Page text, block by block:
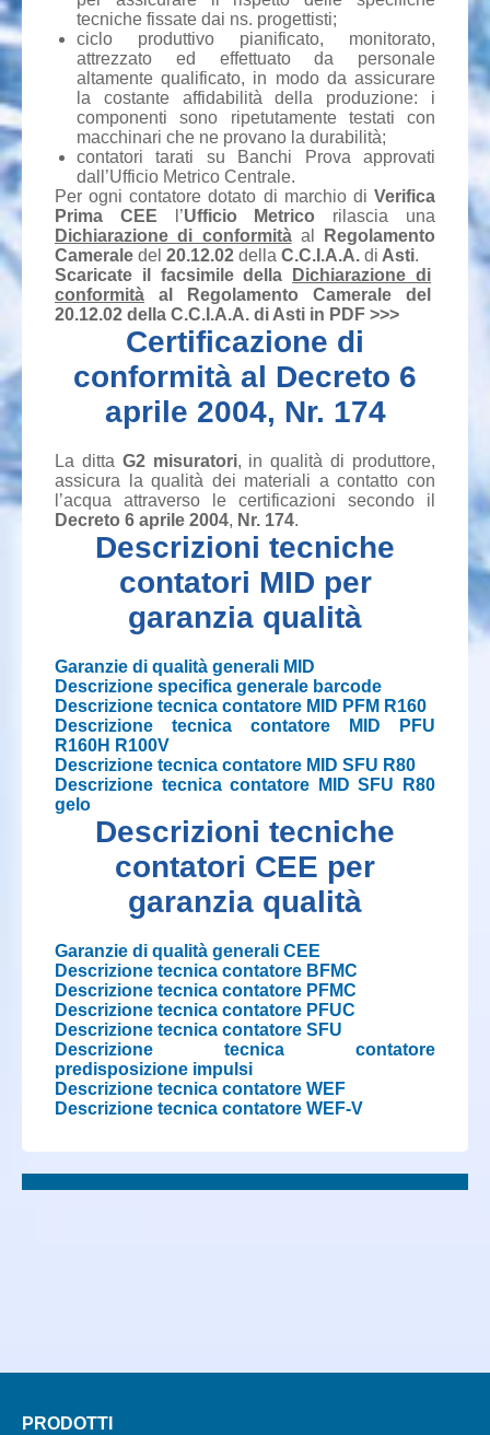
tecniche fissate dai ns. progettisti;
ciclo produttivo pianificato, monitorato,
attrezzato ed effettuato da personale
altamente qualificato, in modo da assicurare
la costante affidabilità della produzione: i
componenti sono ripetutamente testati con
macchinari che ne provano la durabilità;
contatori tarati su Banchi Prova approvati
dall’Ufficio Metrico Centrale.
Per ogni contatore dotato di marchio di Verifica
Prima CEE l’Ufficio Metrico rilascia una
Dichiarazione di conformitàal
Regolamento
Camerale del 20.12.02 della C.C.I.A.A. di Asti.
Scaricate il facsimile della
Dichiarazione di
conformità al Regolamento Camerale del
20.12.02 della C.C.I.A.A. di Asti in PDF >>>
Certificazione di
conformità al Decreto 6
aprile 2004, Nr. 174
La ditta G2 misuratori, in qualità di produttore,
assicura la qualità dei materiali a contatto con
l’acqua attraverso le certificazioni secondo il
Decreto 6 aprile 2004, Nr. 174.
Descrizioni tecniche
contatori MID per
garanzia qualità
Garanzie di qualità generali MID
Descrizione specifica generale barcode
Descrizione tecnica contatore MID PFM R160
Descrizione tecnica contatore MID PFU
R160H R100V
Descrizione tecnica contatore MID SFU R80
Descrizione tecnica contatore MID SFU R80
gelo
Descrizioni tecniche
contatori CEE per
garanzia qualità
Garanzie di qualità generali CEE
Descrizione tecnica contatore BFMC
Descrizione tecnica contatore PFMC
Descrizione tecnica contatore PFUC
Descrizione tecnica contatore SFU
Descrizione tecnica contatore
predisposizione impulsi
Descrizione tecnica contatore WEF
Descrizione tecnica contatore WEF-V
PRODOTTI